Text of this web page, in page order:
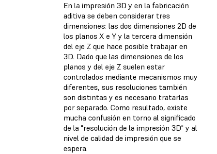
En la impresión 3D y en la fabricación
aditiva se deben considerar tres
dimensiones: las dos dimensiones 2D de
los planos X e Y y la tercera dimensión
del eje Z que hace posible trabajar en
3D. Dado que las dimensiones de los
planos y del eje Z suelen estar
controlados mediante mecanismos muy
diferentes, sus resoluciones también
son distintas y es necesario tratarlas
por separado. Como resultado, existe
mucha confusión en torno al significado
de la "resolución de la impresión 3D" y al
nivel de calidad de impresión que se
espera.